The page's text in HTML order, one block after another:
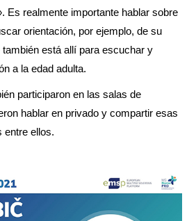
Es realmente importante hablar sobre
orientación, por ejemplo, de su
está allí para escuchar y
a la edad adulta.
participaron en las salas de
hablar en privado y compartir esas
entre ellos.